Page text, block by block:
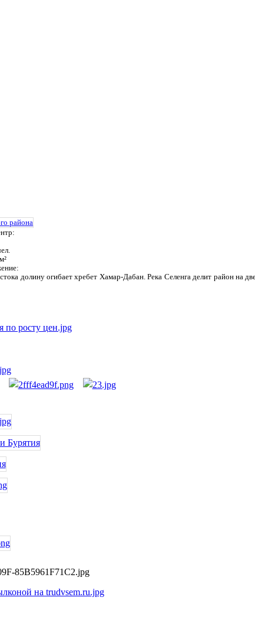
долину огибает хребет Хамар-Дабан. Река Селенга делит район на